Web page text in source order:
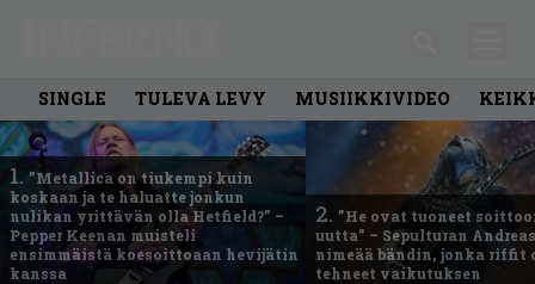
SINGLE TULEVA LEVY MUSIIKKIVIDEO
1. ”Metallica on tiukempi kuin
koskaan ja te haluatte jonkun
nulikan yrittävän olla Hetfield?” –
Pepper Keenan muisteli
ensimmäistä koesoittoaan hevijätin
kanssa
2. ”He ovat tuoneet
uutta” – Sepulturan
nimeää bändin, jonka riffit
tehneet vaikutuksen